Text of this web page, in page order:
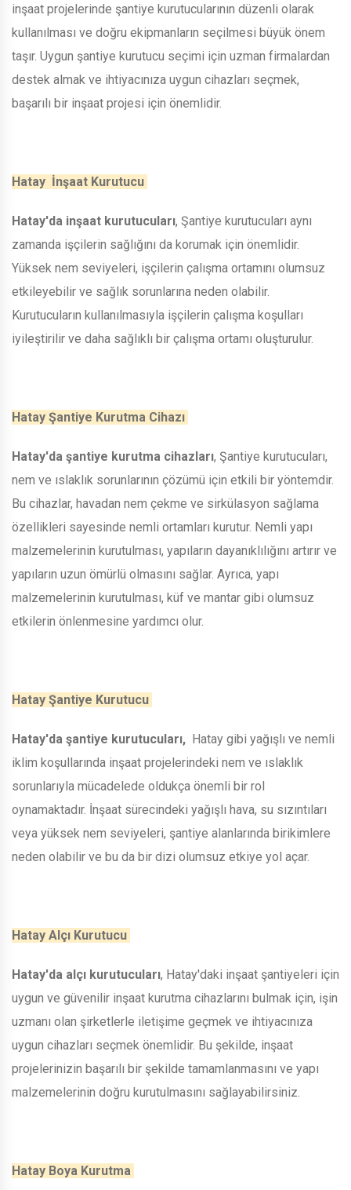
inşaat projelerinde şantiye kurutucularının düzenli olarak
kullanılması ve doğru ekipmanların seçilmesi büyük önem
taşır. Uygun şantiye kurutucu seçimi için uzman firmalardan
destek almak ve ihtiyacınıza uygun cihazları seçmek,
başarılı bir inşaat projesi için önemlidir.
Hatay İnşaat Kurutucu
Hatay'da inşaat kurutucuları, Şantiye kurutucuları aynı
zamanda işçilerin sağlığını da korumak için önemlidir.
Yüksek nem seviyeleri, işçilerin çalışma ortamını olumsuz
etkileyebilir ve sağlık sorunlarına neden olabilir.
Kurutucuların kullanılmasıyla işçilerin çalışma koşulları
iyileştirilir ve daha sağlıklı bir çalışma ortamı oluşturulur.
Hatay Şantiye Kurutma Cihazı
Hatay'da şantiye kurutma cihazları, Şantiye kurutucuları,
nem ve ıslaklık sorunlarının çözümü için etkili bir yöntemdir.
Bu cihazlar, havadan nem çekme ve sirkülasyon sağlama
özellikleri sayesinde nemli ortamları kurutur. Nemli yapı
malzemelerinin kurutulması, yapıların dayanıklılığını artırır ve
yapıların uzun ömürlü olmasını sağlar. Ayrıca, yapı
malzemelerinin kurutulması, küf ve mantar gibi olumsuz
etkilerin önlenmesine yardımcı olur.
Hatay Şantiye Kurutucu
Hatay'da şantiye kurutucuları, Hatay gibi yağışlı ve nemli
iklim koşullarında inşaat projelerindeki nem ve ıslaklık
sorunlarıyla mücadelede oldukça önemli bir rol
oynamaktadır. İnşaat sürecindeki yağışlı hava, su sızıntıları
veya yüksek nem seviyeleri, şantiye alanlarında birikimlere
neden olabilir ve bu da bir dizi olumsuz etkiye yol açar.
Hatay Alçı Kurutucu
Hatay'da alçı kurutucuları, Hatay'daki inşaat şantiyeleri için
uygun ve güvenilir inşaat kurutma cihazlarını bulmak için, işin
uzmanı olan şirketlerle iletişime geçmek ve ihtiyacınıza
uygun cihazları seçmek önemlidir. Bu şekilde, inşaat
projelerinizin başarılı bir şekilde tamamlanmasını ve yapı
malzemelerinin doğru kurutulmasını sağlayabilirsiniz.
Hatay Boya Kurutma